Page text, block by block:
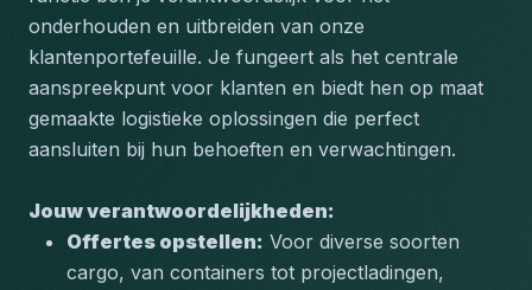
onderhouden en uitbreiden van onze
klantenportefeuille. Je fungeert als het centrale
aanspreekpunt voor klanten en biedt hen op maat
gemaakte logistieke oplossingen die perfect
aansluiten bij hun behoeften en verwachtingen.
Jouw verantwoordelijkheden:
Offertes opstellen: Voor diverse soorten
cargo, van containers tot projectladingen,